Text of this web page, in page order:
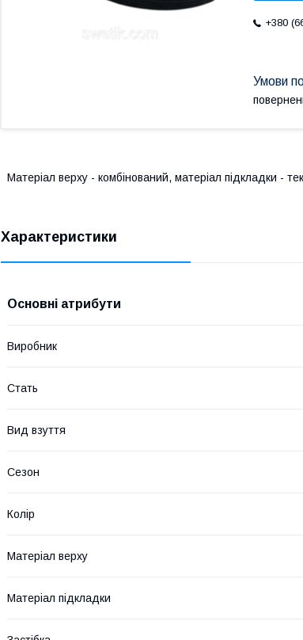
+380
Матеріал верху - комбінований, матеріал підкладки -
Характеристики
Основні атрибути
Виробник
Стать
Вид взуття
Сезон
Колір
Матеріал верху
Матеріал підкладки